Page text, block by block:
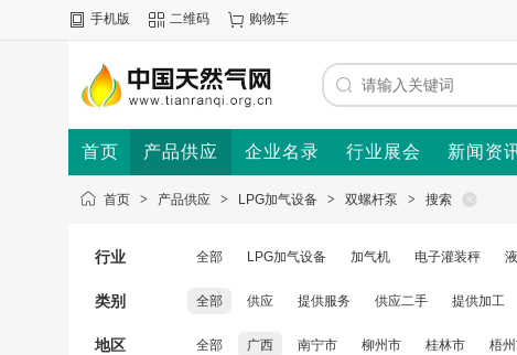
手机版 二维码 购物车
首页 产品供应 企业名录 行业展会 新闻资
首页 > 产品供应 > LPG加气设备 > 双螺杆泵 > 搜索
行业 全部 LPG加气设备 加气机 电子灌装秤
类别 全部 供应 提供服务 供应二手 提供加工
地区 全部 广西 南宁市 柳州市 桂林市 梧